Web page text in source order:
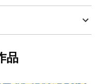
ら描いてみたかった。 大
てる。 悲しく切ない歌だ
ような 懐かしい気持ち
たデジタルアート。
品